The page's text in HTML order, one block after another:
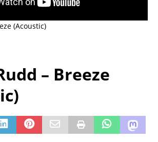
(Acoustic)
– Breeze